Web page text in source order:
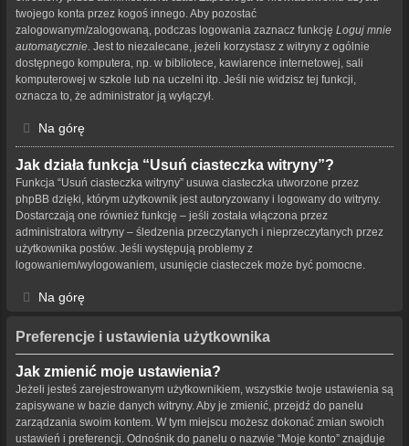
twojego konta przez kogoś innego. Aby pozostać
zalogowanym/zalogowaną, podczas logowania zaznacz funkcję Loguj mnie
automatycznie . Jest to niezalecane, jeżeli korzystasz z witryny z ogólnie
dostępnego komputera, np. w bibliotece, kawiarence internetowej, sali
komputerowej w szkole lub na uczelni itp. Jeśli nie widzisz tej funkcji,
oznacza to, że administrator ją wyłączył.
Na górę
Jak działa funkcja “Usuń ciasteczka witryny”?
Funkcja “Usuń ciasteczka witryny” usuwa ciasteczka utworzone przez
phpBB dzięki, którym użytkownik jest autoryzowany i logowany do witryny.
Dostarczają one również funkcję – jeśli została włączona przez
administratora witryny – śledzenia przeczytanych i nieprzeczytanych przez
użytkownika postów. Jeśli występują problemy z
logowaniem/wylogowaniem, usunięcie ciasteczek może być pomocne.
Na górę
Preferencje i ustawienia użytkownika
Jak zmienić moje ustawienia?
Jeżeli jesteś zarejestrowanym użytkownikiem, wszystkie twoje ustawienia są
zapisywane w bazie danych witryny. Aby je zmienić, przejdź do panelu
zarządzania swoim kontem. W tym miejscu możesz dokonać zmian swoich
ustawień i preferencji. Odnośnik do panelu o nazwie “Moje konto” znajduje